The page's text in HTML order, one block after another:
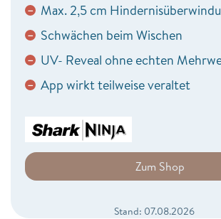
− Max. 2,5 cm
− Schwächen beim Wischen
− UV- Reveal ohne echten
− App wirkt teilweise veraltet
Zum Shop
Stand: 07.08.2026